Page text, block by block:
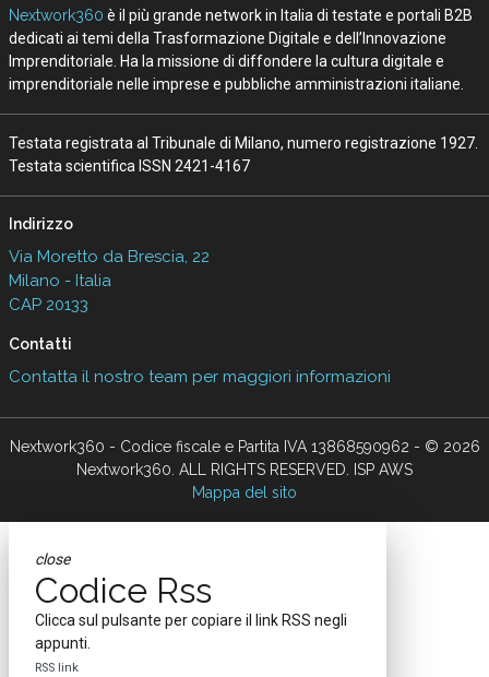
Nextwork360 è il più grande network in Italia di testate e portali B2B
dedicati ai temi della Trasformazione Digitale e dell’Innovazione
Imprenditoriale. Ha la missione di diffondere la cultura digitale e
imprenditoriale nelle imprese e pubbliche amministrazioni italiane.
Testata registrata al Tribunale di Milano, numero registrazione 1927.
Testata scientifica ISSN 2421-4167
Indirizzo
Via Moretto da Brescia, 22
Milano - Italia
CAP 20133
Contatti
Contatta il nostro team per maggiori informazioni
Nextwork360 - Codice fiscale e Partita IVA 13868590962 - © 2026
Nextwork360. ALL RIGHTS RESERVED. ISP AWS
Mappa del sito
close
Codice Rss
Clicca sul pulsante per copiare il link RSS negli
appunti.
RSS link